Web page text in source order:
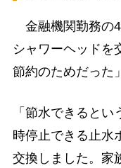
金融機関勤務の
シャワーヘッドを
節約のためだった
「節水できると
時停止できる止水
交換しました。家